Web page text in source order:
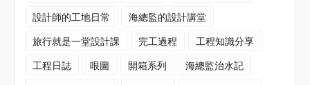
設計師的工地日常
海總監的設計講堂
旅行就是一堂設計課
完工過程
工程知識分享
工程日誌
哏圖 開箱系列
海總監治水記